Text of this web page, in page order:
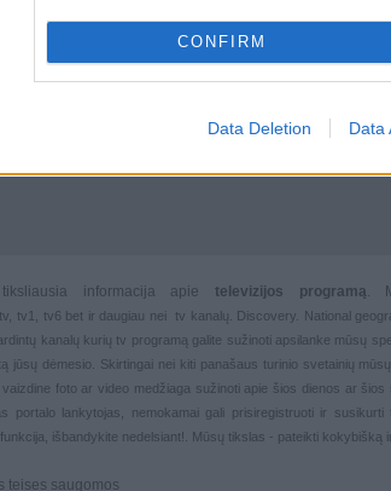
CONFIRM
Data Deletion Data
informacija apie televizijos programą.
tv1 tv6 bet ir daugiau nei tv kanalų. Discovery. National
kanalų kurių tv programą galite sužinoti apsilanke mūsų
jūsų dėmesio. Skirtingai nei kiti panašaus turinio svetainių
foto ar video medžiaga sužinoti apie šios dienos ar
portalo lankytojas, nemokamai gali prisiregistruoti ir
išbandykite nedelsiant!. Mūsų tikslas - pateikti kokybišką
teises saugomos